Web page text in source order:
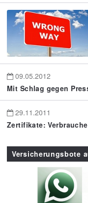
09.05.2012
Mit Schlag gegen
29.11.2011
Zertifikate:
Versicherungsbote